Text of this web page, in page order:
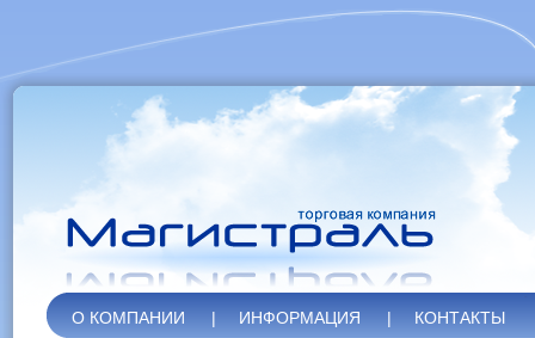
О КОМПАНИИ | ИНФОРМАЦИЯ | КОНТАКТЫ